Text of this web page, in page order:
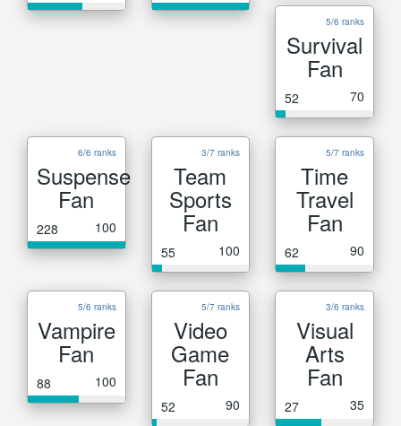
5/6 ranks
Survival
Fan
52 70
6/6 ranks
Suspense
Fan
228 100
3/7 ranks
Team
Sports
Fan
55 100
5/7 ranks
Time
Travel
Fan
62 90
5/6 ranks
Vampire
Fan
88 100
5/7 ranks
Video
Game
Fan
52 90
3/6 ranks
Visual
Arts
Fan
27 35